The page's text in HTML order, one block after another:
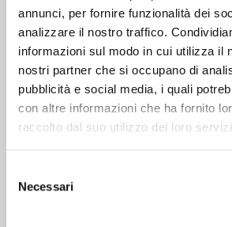
annunci, per fornire funzionalità dei
analizzare il nostro traffico.
informazioni sul modo in cui utilizza il
nostri partner che si occupano di
pubblicità e social media, i quali
con altre informazioni che ha fornito
raccolto dal suo utilizzo dei loro
delNecessari
Altri volumi della